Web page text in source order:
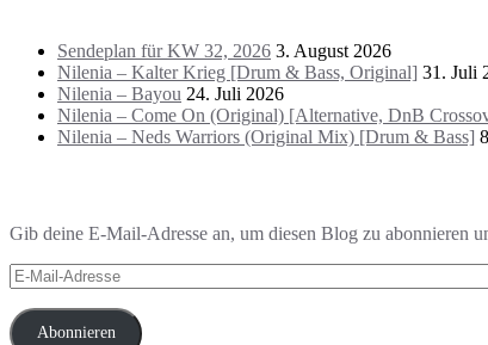
Sendeplan für KW 32, 2026 3. August 2026
Nilenia – Kalter Krieg [Drum & Bass, Original] 31. Juli
Nilenia – Bayou 24. Juli 2026
Nilenia – Come On (Original) [Alternative, DnB
Nilenia – Neds Warriors (Original Mix) [Drum & Bass]
Gib deine E-Mail-Adresse an, um diesen Blog zu abonnieren
E-
Mail-
Adresse
Abonnieren